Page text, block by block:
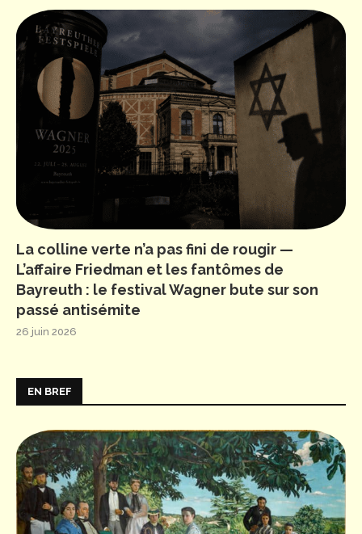
La colline verte n’a pas fini de rougir —
L’affaire Friedman et les fantômes de
Bayreuth : le festival Wagner bute sur son
passé antisémite
26 juin 2026
EN BREF